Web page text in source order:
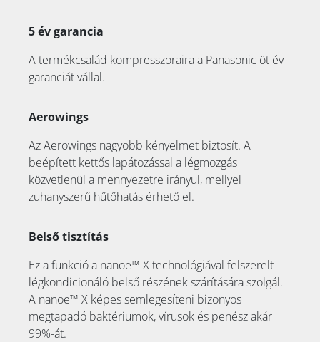
5 év garancia
A termékcsalád kompresszoraira a Panasonic öt év
garanciát vállal.
Aerowings
Az Aerowings nagyobb kényelmet biztosít. A
beépített kettős lapátozással a légmozgás
közvetlenül a mennyezetre irányul, mellyel
zuhanyszerű hűtőhatás érhető el.
Belső tisztítás
Ez a funkció a nanoe™ X technológiával felszerelt
légkondicionáló belső részének szárítására szolgál.
A nanoe™ X képes semlegesíteni bizonyos
megtapadó baktériumok, vírusok és penész akár
99%-át.